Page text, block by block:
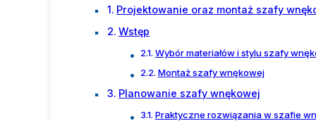
Projektowanie oraz montaż szafy
Wstęp
Wybór materiałów i stylu szafy
Montaż szafy wnękowej
Planowanie szafy wnękowej
Praktyczne rozwiązania w szafie